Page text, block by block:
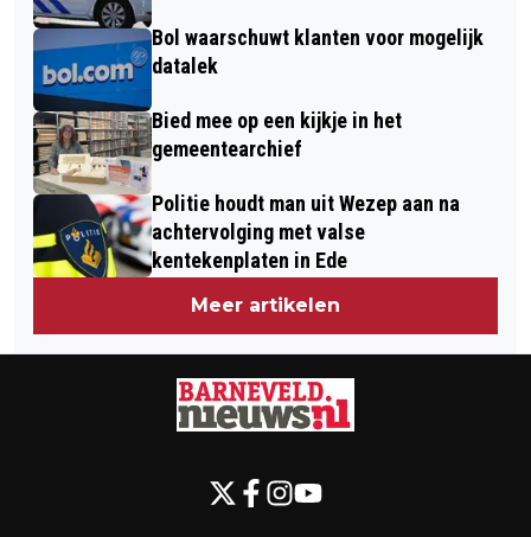
Bol waarschuwt klanten voor mogelijk
datalek
Bied mee op een kijkje in het
gemeentearchief
Politie houdt man uit Wezep aan na
achtervolging met valse
kentekenplaten in Ede
Meer artikelen